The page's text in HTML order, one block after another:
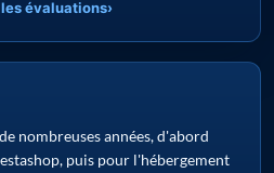
évaluations›
nombreuses années, d'abord
puis pour l'hébergement